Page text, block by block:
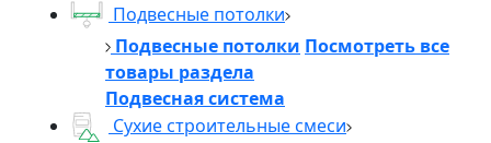
Подвесные потолки
Подвесные потолки Посмотреть все
товары раздела
Подвесная система
Сухие строительные смеси